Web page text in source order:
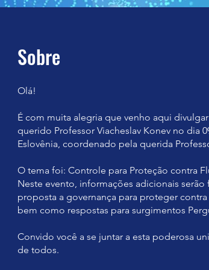
Sobre
Olá!
É com muita alegria que venho aqui
querido Professor Viacheslav Konev no dia
Eslovênia, coordenado pela querida
O tema foi: Controle para Proteção contra
Neste evento, informações adicionais serão
proposta a governança para proteger
bem como respostas para surgimentos
Convido você a se juntar a esta poderosa
de todos.